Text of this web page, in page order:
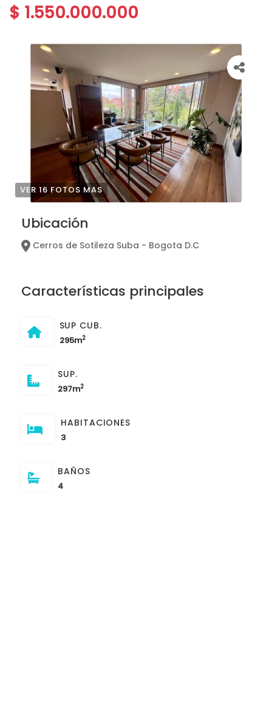
$ 1.550.000.000
VER 16 FOTOS MAS
Ubicación
Cerros de Sotileza Suba - Bogota D.C
Características principales
SUP CUB.
295m2
SUP.
297m2
HABITACIONES
3
BAÑOS
4